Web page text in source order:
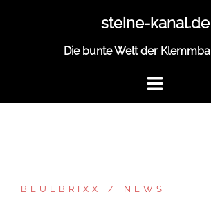
steine-kanal.de
Die bunte Welt der
BLUEBRIXX NEWS